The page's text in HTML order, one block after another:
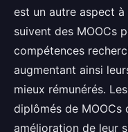
est un autre aspect
suivent des MOOCs
compétences
augmentant ainsi
mieux rémunérés.
diplômés de
amélioration de leur